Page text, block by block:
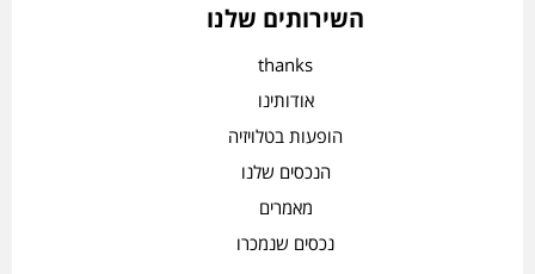
השירותים שלנו
thanks
אודותינו
הופעות בטלויזיה
הנכסים שלנו
מאמרים
נכסים שנמכרו